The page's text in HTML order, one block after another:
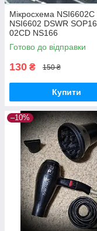
Мікросхема NSI6602С
NSI6602 DSWR
02СD NS166
Готово до відправки
130 ₴ 150 ₴
Купити
–10%